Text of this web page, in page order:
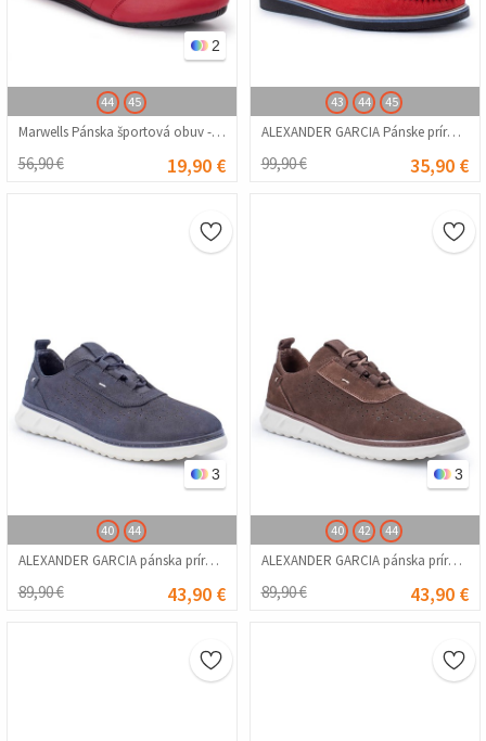
2
44 45
Marwells Pánska športová obuv - Červená 20210835507
56,90 € 19,90 €
43 44 45
ALEXANDER GARCIA Pánske prírodné nubukové topánky – červená 20230321079
99,90 € 35,90 €
3
40 44
ALEXANDER GARCIA pánska prírodná nubuková obuv na voľný čas – tmavomodrá 20230321096
89,90 € 43,90 €
3
40 42 44
ALEXANDER GARCIA pánska prírodná nubuková obuv na voľný čas – hnedá 20230321097
89,90 € 43,90 €